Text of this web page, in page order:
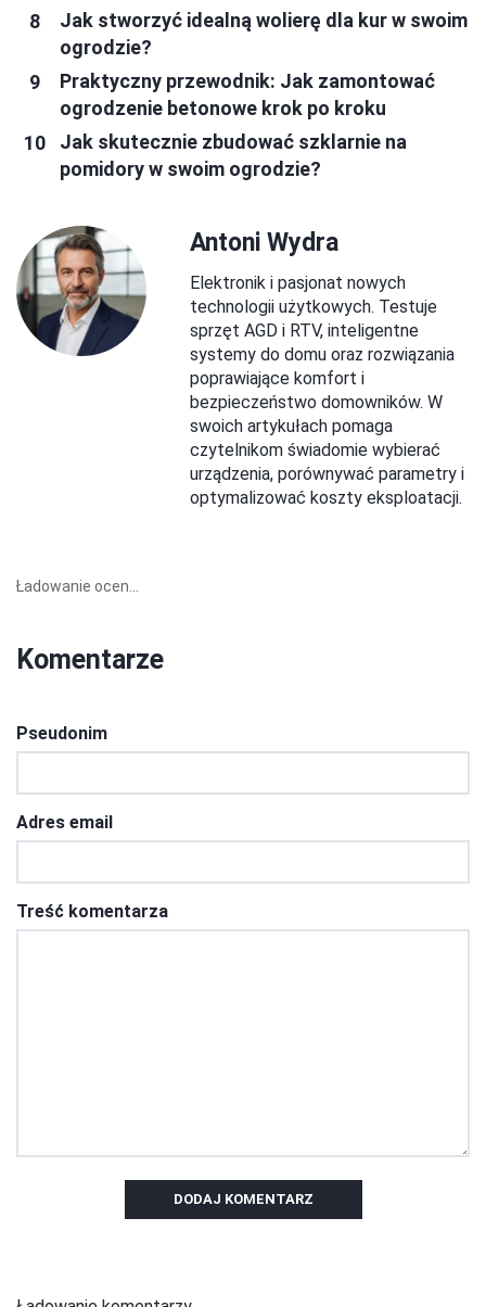
Jak stworzyć idealną wolierę dla kur w swoim
ogrodzie?
Praktyczny przewodnik: Jak zamontować
ogrodzenie betonowe krok po kroku
Jak skutecznie zbudować szklarnie na
pomidory w swoim ogrodzie?
Antoni Wydra
Elektronik i pasjonat nowych
technologii użytkowych. Testuje
sprzęt AGD i RTV, inteligentne
systemy do domu oraz rozwiązania
poprawiające komfort i
bezpieczeństwo domowników. W
swoich artykułach pomaga
czytelnikom świadomie wybierać
urządzenia, porównywać parametry i
optymalizować koszty eksploatacji.
Ładowanie ocen...
Komentarze
Pseudonim
Adres email
Treść komentarza
DODAJ KOMENTARZ